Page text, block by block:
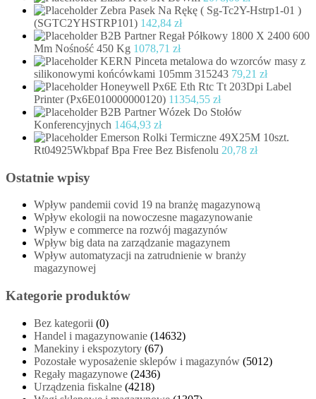
Zebra Pasek Na Rękę ( Sg-Tc2Y-Hstrp1-01 )
(SGTC2YHSTRP101) 142,84 zł
B2B Partner Regał Półkowy 1800 X 2400 600
Mm Nośność 450 Kg 1078,71 zł
KERN Pinceta metalowa do wzorców masy z
silikonowymi końcówkami 105mm 315243 79,21 zł
Honeywell Px6E Eth Rtc Tt 203Dpi Label
Printer (Px6E010000000120) 11354,55 zł
B2B Partner Wózek Do Stołów
Konferencyjnych 1464,93 zł
Emerson Rolki Termiczne 49X25M 10szt.
Rt04925Wkbpaf Bpa Free Bez Bisfenolu 20,78 zł
Ostatnie wpisy
Wpływ pandemii covid 19 na branżę magazynową
Wpływ ekologii na nowoczesne magazynowanie
Wpływ e commerce na rozwój magazynów
Wpływ big data na zarządzanie magazynem
Wpływ automatyzacji na zatrudnienie w branży
magazynowej
Kategorie produktów
Bez kategorii (0)
Handel i magazynowanie (14632)
Manekiny i ekspozytory (67)
Pozostałe wyposażenie sklepów i magazynów (5012)
Regały magazynowe (2436)
Urządzenia fiskalne (4218)